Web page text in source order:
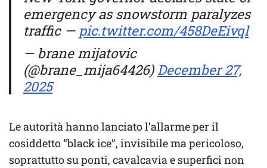
emergency as snowstorm paralyzes
traffic — pic.twitter.com/458DeEivql
— brane mijatovic
(@brane_mija64426)December 27,
2025
Le autorità hanno lanciato l’allarme per il
cosiddetto “black ice”, invisibile ma pericoloso,
soprattutto su ponti, cavalcavia e superfici non